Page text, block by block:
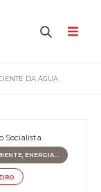
DA ÁGUA
Socialista
ENERGIA...